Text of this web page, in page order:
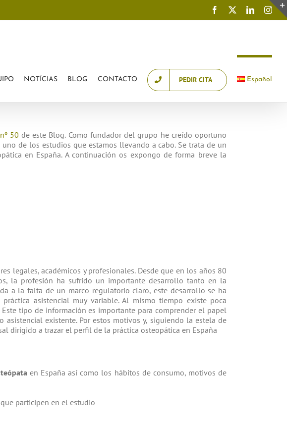
NOTÍCIAS BLOG CONTACTO PEDIR CITA Español
50de este Blog. Como fundador del grupo he creído oportuno
de los estudios que estamos llevando a cabo. Se trata de un
en España. A continuación os expongo de forma breve la
legales, académicos y profesionales. Desde que en los años 80
la profesión ha sufrido un importante desarrollo tanto en la
a la falta de un marco regulatorio claro, este desarrollo se ha
asistencial muy variable. Al mismo tiempo existe poca
tipo de información es importante para comprender el papel
existente. Por estos motivos y, siguiendo la estela de
Demanar cita online
Pedir cita online